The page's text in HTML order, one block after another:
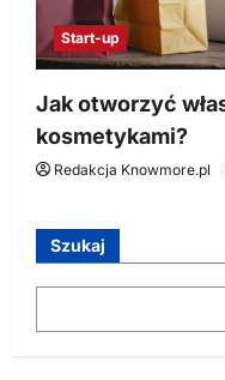
Start-up
Jak otworzyć
kosmetykami?
Redakcja Knowmore.pl
Szukaj